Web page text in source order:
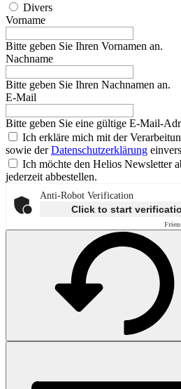
Divers
Vorname
Bitte geben Sie Ihren Vornamen an.
Nachname
Bitte geben Sie Ihren Nachnamen an.
E-Mail
Bitte geben Sie eine gültige E-Mail-
Ich erkläre mich mit der
sowie derDatenschutzerklärung
Ich möchte den Helios Newsletter
jederzeit abbestellen.
Anti-Robot Verification
Click to start